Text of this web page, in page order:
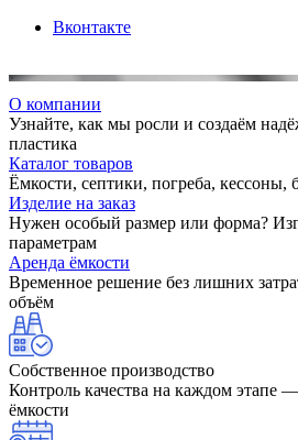
Вконтакте
О компании
Узнайте, как мы росли и создаём
пластика
Каталог товаров
Ёмкости, септики, погреба, кессоны,
Изделие на заказ
Нужен особый размер или форма?
параметрам
Аренда ёмкости
Временное решение без лишних
объём
Собственное производство
Контроль качества на каждом этапе
ёмкости